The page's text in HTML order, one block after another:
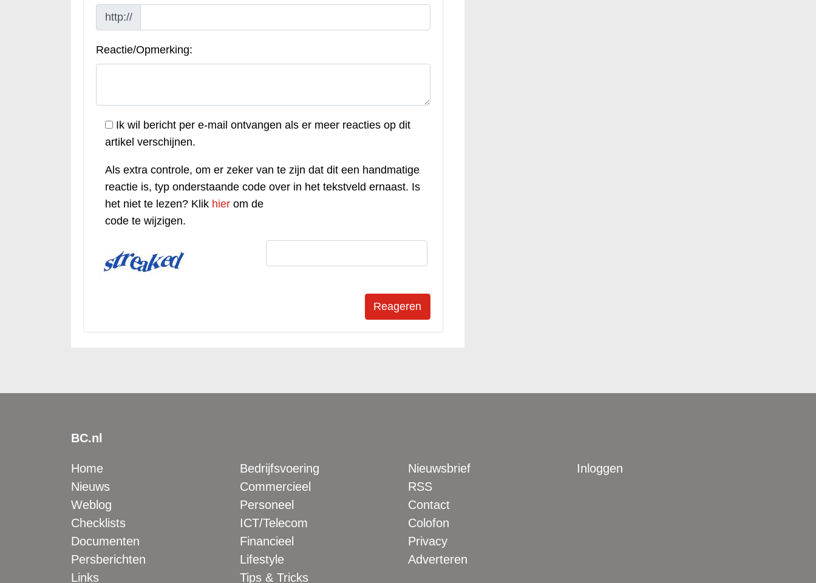
http://
Reactie/Opmerking:
Ik wil bericht per e-mail ontvangen als er meer reacties op dit
artikel verschijnen.
Als extra controle, om er zeker van te zijn dat dit een handmatige
reactie is, typ onderstaande code over in het tekstveld ernaast. Is
het niet te lezen? Klik hier om de
code te wijzigen.
BC.nl
Home
Nieuws
Weblog
Checklists
Documenten
Persberichten
Links
Bedrijfsvoering
Commercieel
Personeel
ICT/Telecom
Financieel
Lifestyle
Tips & Tricks
Nieuwsbrief
RSS
Contact
Colofon
Privacy
Adverteren
Inloggen